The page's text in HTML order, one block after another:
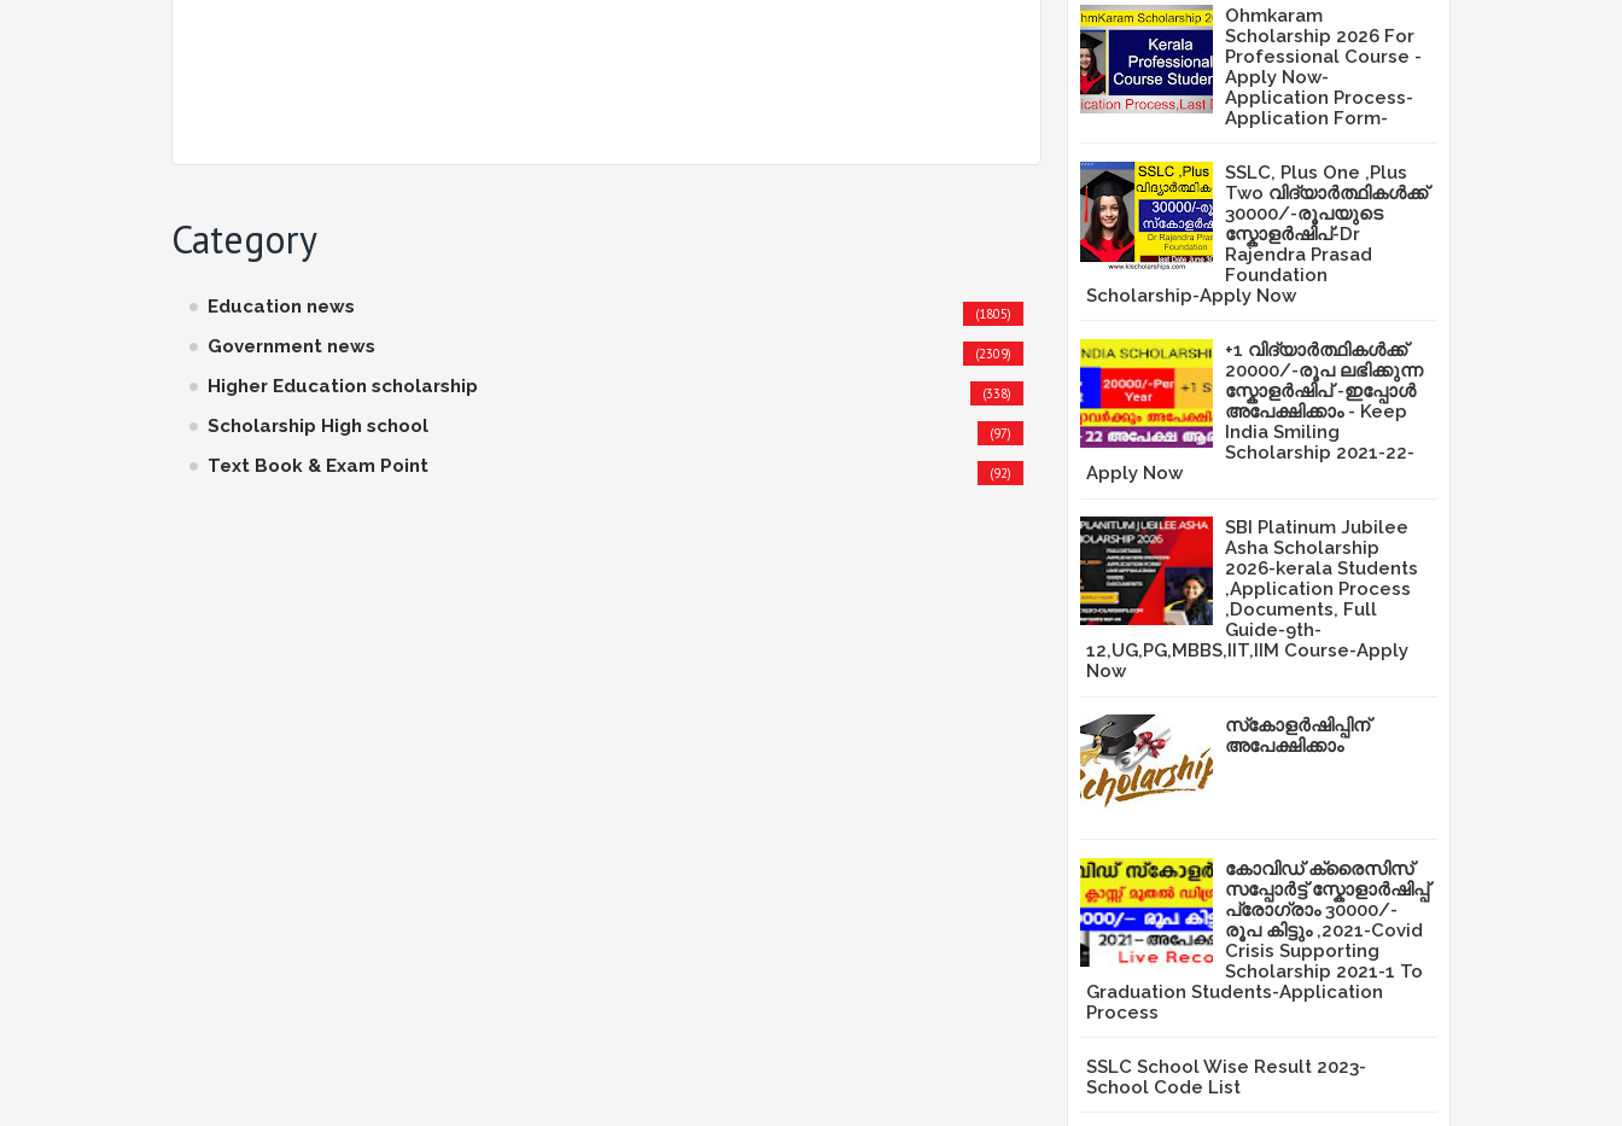
Category
Education news (1805)
Government news (2309)
Higher Education scholarship (338)
Scholarship High school (97)
Text Book & Exam Point (92)
Ohmkaram
Scholarship 2026 For
Professional Course -
Apply Now-
Application Process-
Application Form-
SSLC, Plus One ,Plus
Two വിദ്യാർത്ഥികൾക്ക്
30000/-രൂപയുടെ
സ്കോളർഷിപ്-Dr
Rajendra Prasad
Foundation
Scholarship-Apply Now
+1 വിദ്യാർത്ഥികൾക്ക്
20000/-രൂപ ലഭിക്കുന്ന
സ്കോളർഷിപ് -ഇപ്പോൾ
അപേക്ഷിക്കാം - Keep
India Smiling
Scholarship 2021-22-
Apply Now
SBI Platinum Jubilee
Asha Scholarship
2026-kerala Students
,Application Process
,Documents, Full
Guide-9th-
12,UG,PG,MBBS,IIT,IIM Course-Apply
Now
സ്‌കോളർഷിപ്പിന്
അപേക്ഷിക്കാം
കോവിഡ് ക്രൈസിസ്
സപ്പോർട്ട് സ്കോളാർഷിപ്പ്
പ്രോഗ്രാം 30000/-
രൂപ കിട്ടും ,2021-Covid
Crisis Supporting
Scholarship 2021-1 To
Graduation Students-Application
Process
SSLC School Wise Result 2023-
School Code List